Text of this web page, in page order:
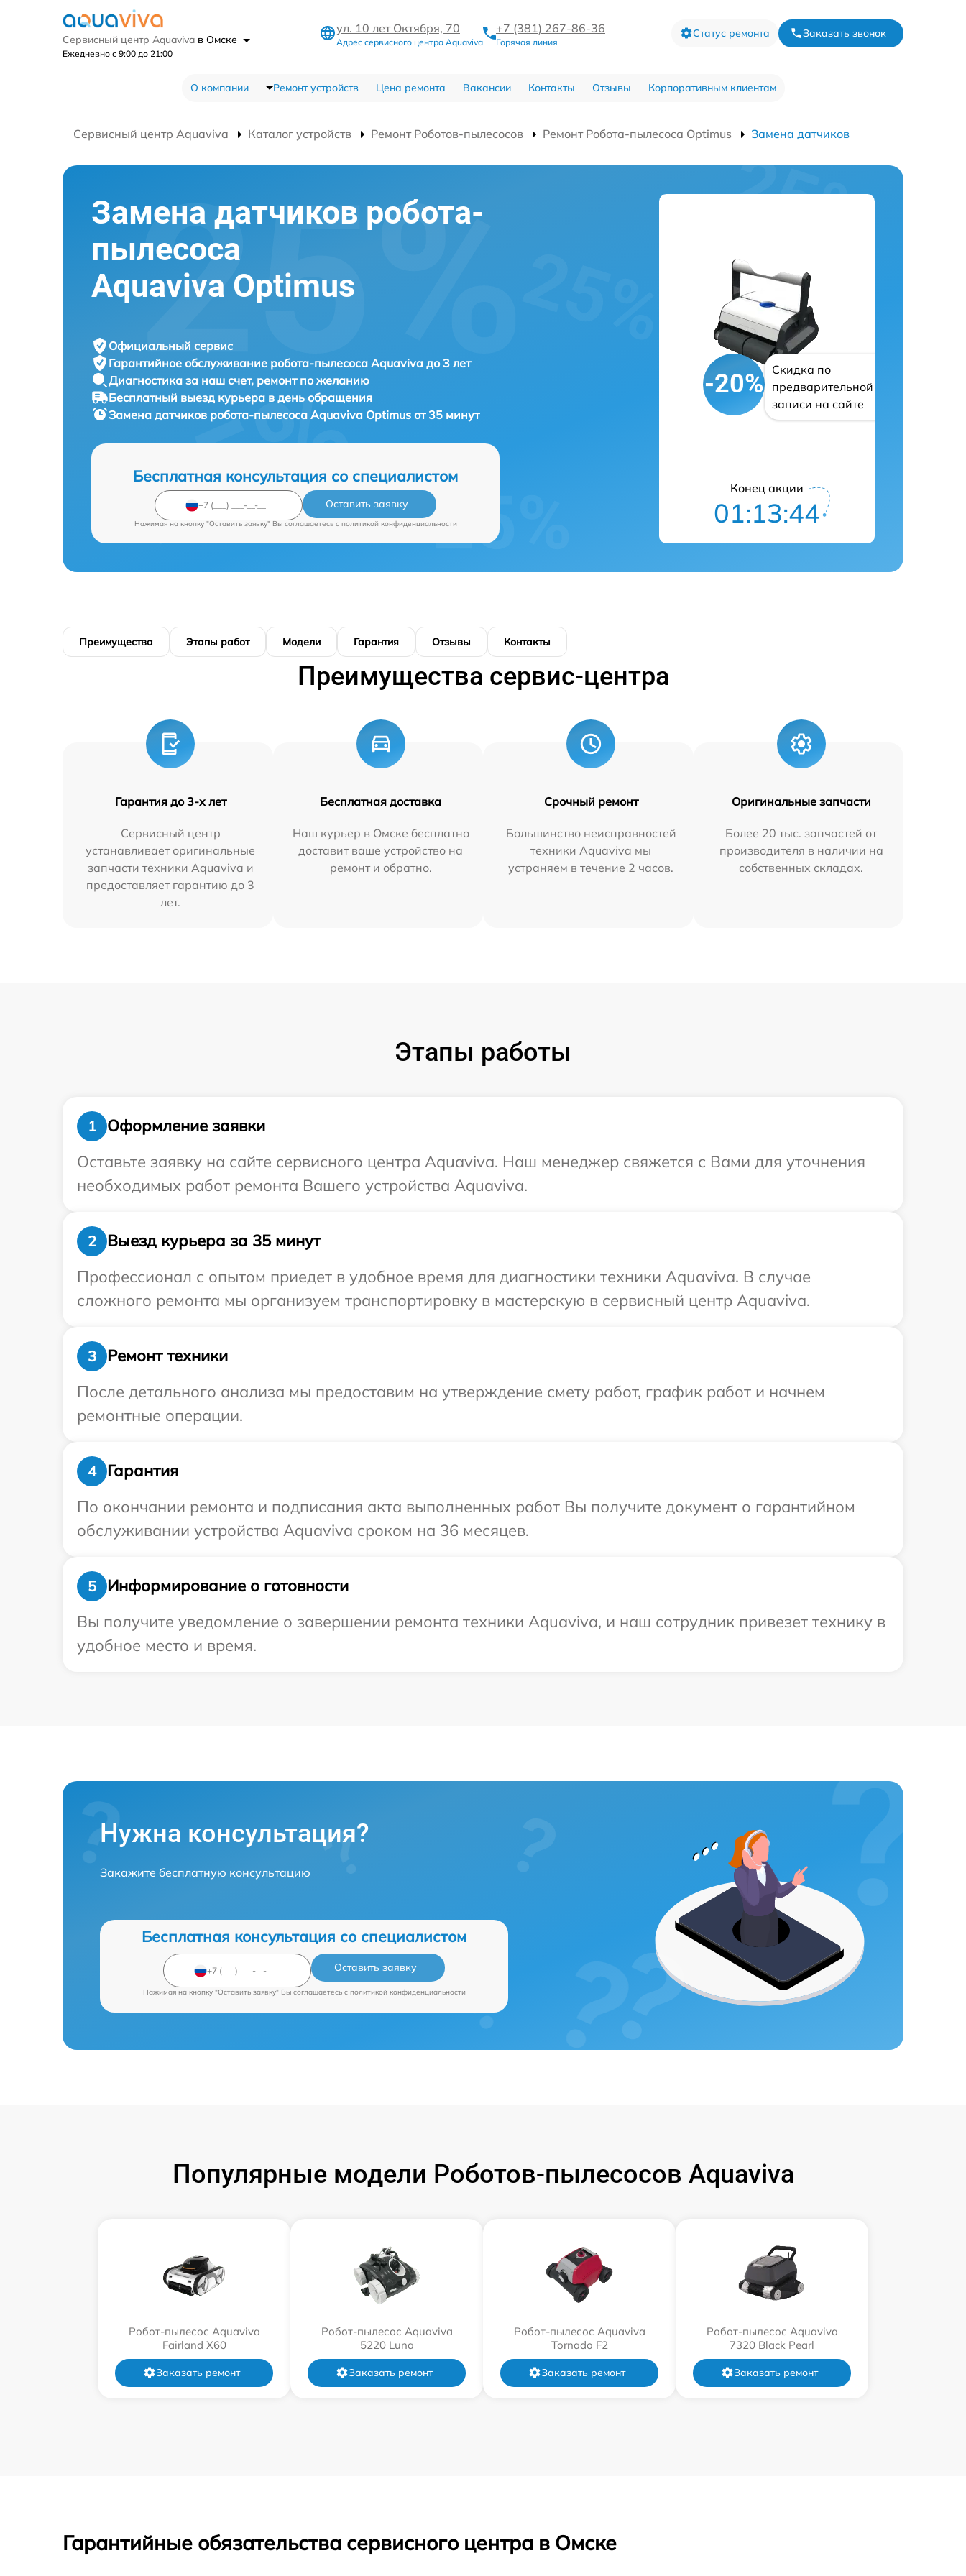
Сервисный центр Aquaviva в Омске
Ежедневно с 9:00 до 21:00
ул. 10 лет Октября, 70
Адрес сервисного центра Aquaviva
+7 (381) 267-86-36
Горячая линия
Статус ремонта Заказать звонок
О компании Ремонт устройств Цена ремонта Вакансии Контакты Отзывы Корпоративным клиентам
Сервисный центр Aquaviva Каталог устройств Ремонт Роботов-пылесосов Ремонт Робота-пылесоса Optimus Замена датчиков
Замена датчиков робота-
пылесоса
Aquaviva Optimus
Официальный сервис
Гарантийное обслуживание робота-пылесоса Aquaviva до 3 лет
Диагностика за наш счет, ремонт по желанию
Бесплатный выезд курьера в день обращения
Замена датчиков робота-пылесоса Aquaviva Optimus от 35 минут
Бесплатная консультация со специалистом
Оставить заявку
Нажимая на кнопку "Оставить заявку" Вы соглашаетесь c политикой конфиденциальности
-20%
Скидка по
предварительной
записи на сайте
Конец акции
01:13:43
Преимущества Этапы работ Модели Гарантия Отзывы Контакты
Преимущества сервис-центра
Гарантия до 3-х лет
Сервисный центр
устанавливает оригинальные
запчасти техники Aquaviva и
предоставляет гарантию до 3
лет.
Бесплатная доставка
Наш курьер в Омске бесплатно
доставит ваше устройство на
ремонт и обратно.
Срочный ремонт
Большинство неисправностей
техники Aquaviva мы
устраняем в течение 2 часов.
Оригинальные запчасти
Более 20 тыс. запчастей от
производителя в наличии на
собственных складах.
Этапы работы
1
Оформление заявки
Оставьте заявку на сайте сервисного центра Aquaviva. Наш менеджер свяжется с Вами для уточнения
необходимых работ ремонта Вашего устройства Aquaviva.
2
Выезд курьера за 35 минут
Профессионал с опытом приедет в удобное время для диагностики техники Aquaviva. В случае
сложного ремонта мы организуем транспортировку в мастерскую в сервисный центр Aquaviva.
3
Ремонт техники
После детального анализа мы предоставим на утверждение смету работ, график работ и начнем
ремонтные операции.
4
Гарантия
По окончании ремонта и подписания акта выполненных работ Вы получите документ о гарантийном
обслуживании устройства Aquaviva сроком на 36 месяцев.
5
Информирование о готовности
Вы получите уведомление о завершении ремонта техники Aquaviva, и наш сотрудник привезет технику в
удобное место и время.
Нужна консультация?
Закажите бесплатную консультацию
Бесплатная консультация со специалистом
Оставить заявку
Нажимая на кнопку "Оставить заявку" Вы соглашаетесь c политикой конфиденциальности
Популярные модели Роботов-пылесосов Aquaviva
Робот-пылесос Aquaviva
Fairland X60
Заказать ремонт
Робот-пылесос Aquaviva
5220 Luna
Заказать ремонт
Робот-пылесос Aquaviva
Tornado F2
Заказать ремонт
Робот-пылесос Aquaviva
7320 Black Pearl
Заказать ремонт
Гарантийные обязательства сервисного центра в Омске